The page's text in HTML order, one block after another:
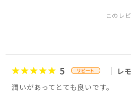
このレ
5 レ
潤いがあってとても良いです。